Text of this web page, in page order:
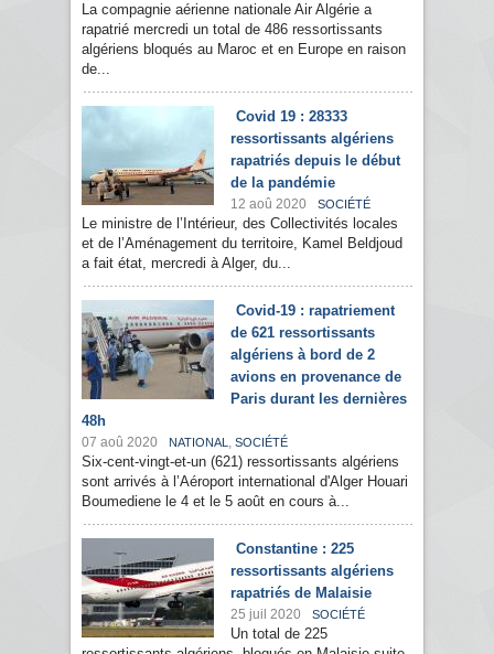
La compagnie aérienne nationale Air Algérie a
rapatrié mercredi un total de 486 ressortissants
algériens bloqués au Maroc et en Europe en raison
de...
Covid 19 : 28333
ressortissants algériens
rapatriés depuis le début
de la pandémie
12 aoû 2020 SOCIÉTÉ
Le ministre de l’Intérieur, des Collectivités locales
et de l’Aménagement du territoire, Kamel Beldjoud
a fait état, mercredi à Alger, du...
Covid-19 : rapatriement
de 621 ressortissants
algériens à bord de 2
avions en provenance de
Paris durant les dernières
48h
07 aoû 2020 NATIONAL , SOCIÉTÉ
Six-cent-vingt-et-un (621) ressortissants algériens
sont arrivés à l’Aéroport international d'Alger Houari
Boumediene le 4 et le 5 août en cours à...
Constantine : 225
ressortissants algériens
rapatriés de Malaisie
25 juil 2020 SOCIÉTÉ
Un total de 225